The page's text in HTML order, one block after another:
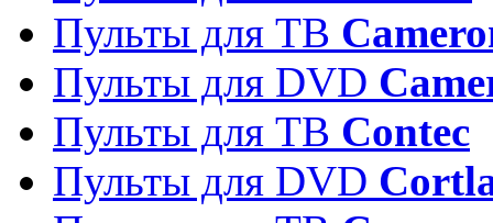
Пульты для ТВ
Пульты для DVD
Пульты для ТВ Contec
Пульты для DVD